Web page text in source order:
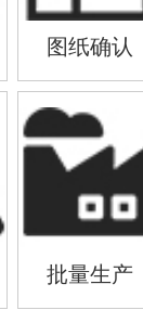
图纸确认
批量生产